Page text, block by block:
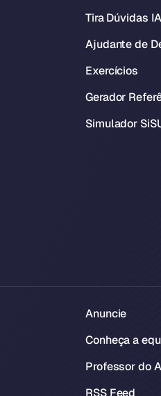
Tira Dúvidas IA
Ajudante de
Exercícios
Gerador
Simulador
Anuncie
Conheça a
Professor do
RSS Feed